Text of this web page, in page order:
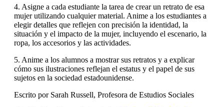
4. Asigne a cada estudiante la tarea de crear un retrato de esa
mujer utilizando cualquier material. Anime a los estudiantes a
elegir detalles que reflejen con precisión la identidad, la
situación y el impacto de la mujer, incluyendo el escenario, la
ropa, los accesorios y las actividades.
5. Anime a los alumnos a mostrar sus retratos y a explicar
cómo sus ilustraciones reflejan el estatus y el papel de sus
sujetos en la sociedad estadounidense.
Escrito por Sarah Russell, Profesora de Estudios Sociales